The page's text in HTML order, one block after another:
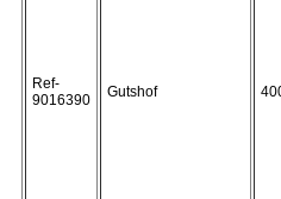
Ref-
9016390
Gutshof